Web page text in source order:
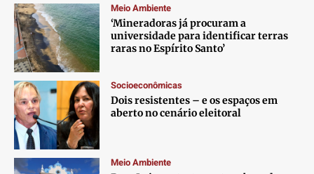
Meio Ambiente
‘Mineradoras já procuram a
universidade para identificar terras
raras no Espírito Santo’
Socioeconômicas
Dois resistentes – e os espaços em
aberto no cenário eleitoral
Meio Ambiente